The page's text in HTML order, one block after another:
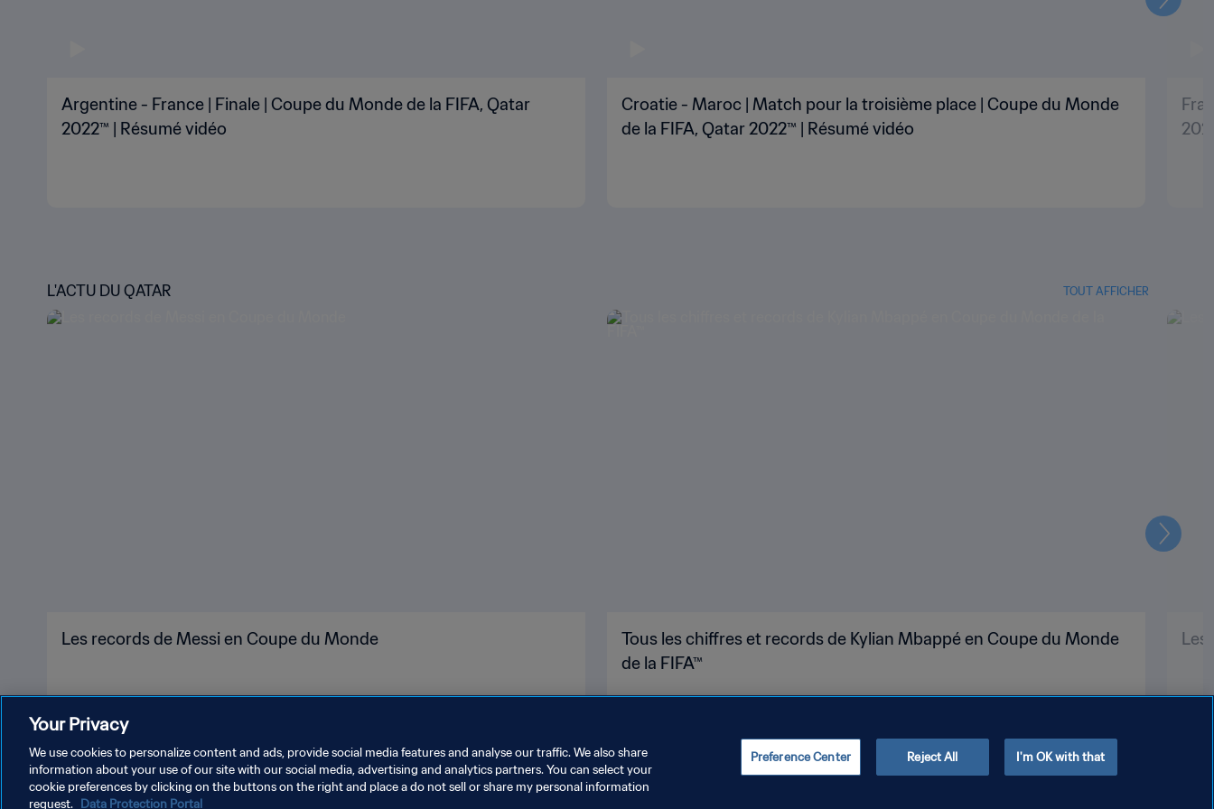
Argentine - France | Finale | Coupe du Monde de la FIFA, Qatar
2022™ | Résumé vidéo
Croatie - Maroc | Match pour la troisième place | Coupe du Monde
de la FIFA, Qatar 2022™ | Résumé vidéo
Suivant
L'ACTU DU QATAR TOUT AFFICHER
Les records de Messi en Coupe du Monde
Tous les chiffres et records de Kylian Mbappé en Coupe du Monde
de la FIFA™
Les
Suivant
Your Privacy
We use cookies to personalize content and ads, provide social media features and analyse our traffic. We also share
information about your use of our site with our social media, advertising and analytics partners. You can select your
cookie preferences by clicking on the buttons on the right and place a do not sell or share my personal information
request. Data Protection Portal
Preference Center Reject All I'm OK with that